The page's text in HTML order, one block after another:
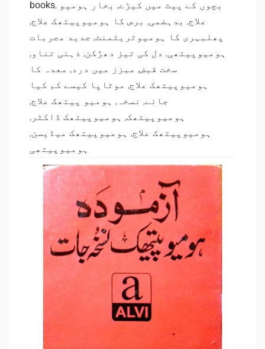
books, بچوں کے پیٹ میں کیڑے, بخار ہومیو
علاج, بدہضمی, برص کا ہومیوپیتھک علاج,
پھلبہری کا ہومیوٹریٹمنٹ, جدید مجربات
ہومیوپیتھی, دل کی تیز دھڑکن, ذہنی تناو,
سخت قبض, مبزز میں درد, معدہ کا
ہومیوپیتھک علاج, موٹاپا کیسے کم کیا
جائے, نسخہ , ہومیو پیتھک علاج,
ہومیوپیتھک, ہومیوپیتھک ڈاکٹر ,
ہومیوپیتھک علاج, ہومیوپیتھک میڈیسن,
ہومیوپیتھی